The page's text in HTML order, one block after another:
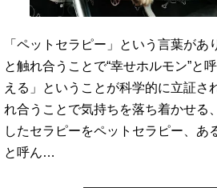
「ペットセラピー」という言葉があ
と触れ合うことで“幸せホルモン”と
える」ということが科学的に立証さ
れ合うことで気持ちを落ち着かせる
したセラピーをペットセラピー、あ
と呼ん…